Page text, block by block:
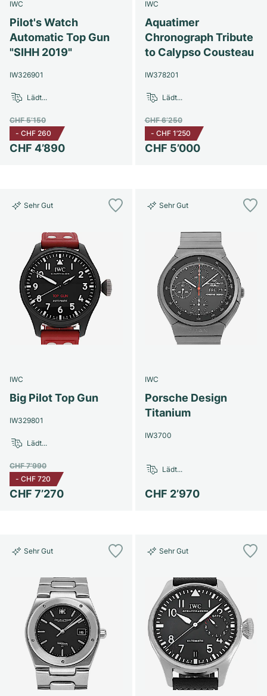
Damenuhren
Damenuhren
IWC
Pilot's Watch
Automatic Top Gun
"SIHH 2019"
IW326901
CHF 4’890
CHF 5’150
- CHF 260
Lädt...
IWC
Aquatimer
Chronograph Tribute
to Calypso Cousteau
IW378201
CHF 5’000
CHF 6’250
- CHF 1’250
Lädt...
Sehr Gut
IWC
Big Pilot Top Gun
IW329801
CHF 7’270
CHF 7’990
- CHF 720
Lädt...
Sehr Gut
IWC
Porsche Design
Titanium
IW3700
CHF 2’970
Lädt...
Sehr Gut Sehr Gut